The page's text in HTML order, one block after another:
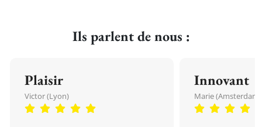
Ils parlent de nous :
Plaisir
Victor (Lyon)
Innovant
Marie (Amsterdam)